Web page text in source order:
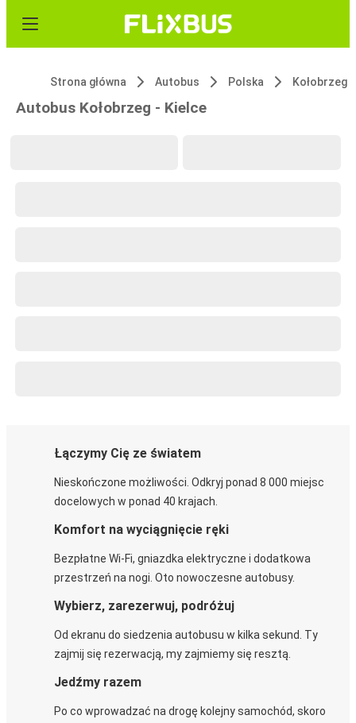
Strona główna Autobus Polska Kołobrzeg
Autobus Kołobrzeg - Kielce
Łączymy Cię ze światem
Nieskończone możliwości. Odkryj ponad 8 000 miejsc
docelowych w ponad 40 krajach.
Komfort na wyciągnięcie ręki
Bezpłatne Wi-Fi, gniazdka elektryczne i dodatkowa
przestrzeń na nogi. Oto nowoczesne autobusy.
Wybierz, zarezerwuj, podróżuj
Od ekranu do siedzenia autobusu w kilka sekund. Ty
zajmij się rezerwacją, my zajmiemy się resztą.
Jedźmy razem
Po co wprowadzać na drogę kolejny samochód, skoro